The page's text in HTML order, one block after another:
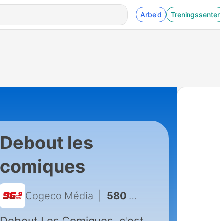
Arbeid Treningssenter
Debout les
comiques
Cogeco Média 580 - Pierre-Luc s’attendait à vraiment mieux de sa fameuse nuit de noces. Il été très surpris de finir par coucher avec Monsieur Patates